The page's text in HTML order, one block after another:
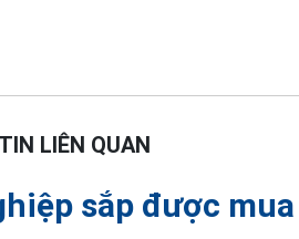
TIN LIÊN QUAN
sắp được